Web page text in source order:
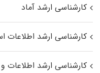
کارشناسی ارشد آماد
کارشناسی ارشد اطلاعات
کارشناسی ارشد